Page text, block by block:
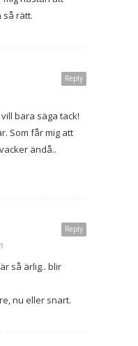
så rätt.
Reply
bara säga tack!
Som får mig att
ändå..
Reply
så ärlig.. blir
nu eller snart.